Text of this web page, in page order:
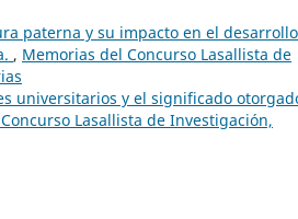
paterna y su impacto en el desarrollo
, Memorias del Concurso Lasallista de
universitarios y el significado
Lasallista de Investigación,